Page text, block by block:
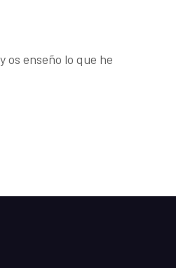
os enseño lo que he